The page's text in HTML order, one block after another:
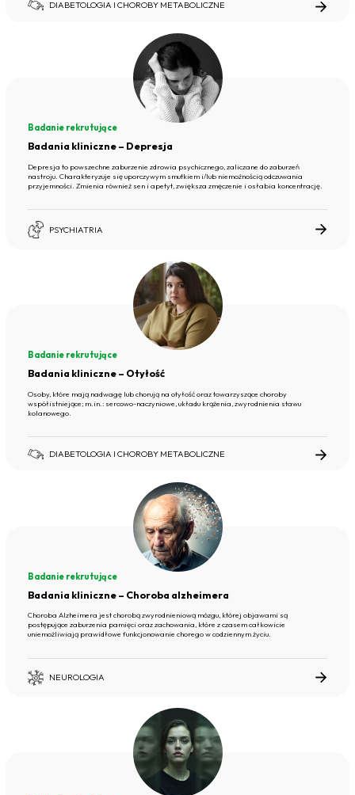
DIABETOLOGIA I CHOROBY METABOLICZNE
Badanie rekrutujące
Badania kliniczne – Depresja
Depresja to powszechne zaburzenie zdrowia psychicznego, zaliczane do zaburzeń
nastroju. Charakteryzuje się uporczywym smutkiem i/lub niemożnością odczuwania
przyjemności. Zmienia również sen i apetyt, zwiększa zmęczenie i osłabia koncentrację.
PSYCHIATRIA
Badanie rekrutujące
Badania kliniczne – Otyłość
Osoby, które mają nadwagę lub chorują na otyłość oraz towarzyszące choroby
współistniejące; m.in.: sercowo-naczyniowe, układu krążenia, zwyrodnienia stawu
kolanowego.
DIABETOLOGIA I CHOROBY METABOLICZNE
Badanie rekrutujące
Badania kliniczne – Choroba alzheimera
Choroba Alzheimera jest chorobą zwyrodnieniową mózgu, której objawami są
postępujące zaburzenia pamięci oraz zachowania, które z czasem całkowicie
uniemożliwiają prawidłowe funkcjonowanie chorego w codziennym życiu.
NEUROLOGIA